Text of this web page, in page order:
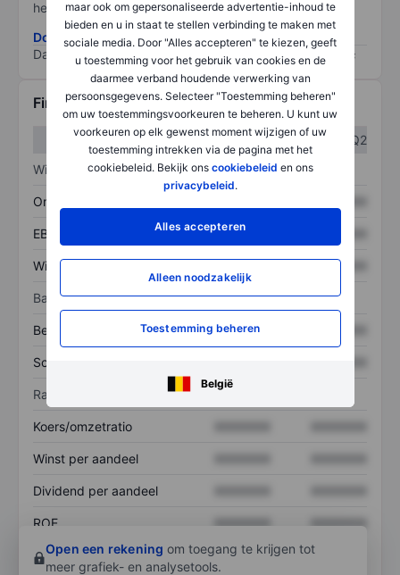
maar ook om gepersonaliseerde advertentie-inhoud te
bieden en u in staat te stellen verbinding te maken met
sociale media. Door "Alles accepteren" te kiezen, geeft
u toestemming voor het gebruik van cookies en de
daarmee verband houdende verwerking van
persoonsgegevens. Selecteer "Toestemming beheren"
om uw toestemmingsvoorkeuren te beheren. U kunt uw
voorkeuren op elk gewenst moment wijzigen of uw
toestemming intrekken via de pagina met het
cookiebeleid. Bekijk ons cookiebeleid en ons
privacybeleid.
Alles accepteren
Alleen noodzakelijk
Toestemming beheren
België
het grootste risico).
Download de ESG-risicomethodologie
Data provided by
Financiële gegevens
Q1
Q2
Winst/verlies
Omzet
EBITDA XXXXXXX
Winst XXXXXXX
Balans
Bezittingen XXXXXXX
Schulden
Ratio's
Koers/omzetratio
Winst per aandeel
Dividend per aandeel
ROE XXXXXXX
XXXXXXX
Open een rekening om toegang te krijgen tot
meer grafiek- en analysetools.